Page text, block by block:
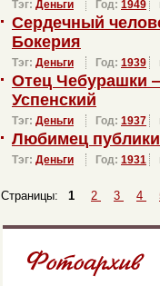
Тэг: Деньги Год: 1949
Сердечный
Бокерия
Тэг: Деньги Год: 1939
Отец Чебурашки
Успенский
Тэг: Деньги Год: 1937
Любимец
Тэг: Деньги Год: 1931
Страницы: 1 2 3 4